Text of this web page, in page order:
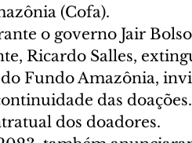
(Cofa).
o governo Jair
Ricardo Salles,
Fundo Amazônia,
das
dos doadores.